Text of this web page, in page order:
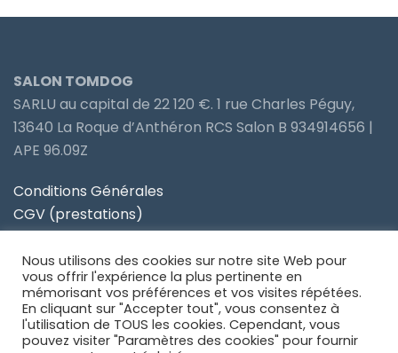
SALON TOMDOG
SARLU au capital de 22 120 €. 1 rue Charles Péguy,
13640 La Roque d’Anthéron RCS Salon B 934914656 |
APE 96.09Z
Conditions Générales
CGV (prestations)
Politique de confidentialité
Site partenaire Toiletteur Nos Avis
Site partenaire Anidom
Nous utilisons des cookies sur notre site Web pour
vous offrir l'expérience la plus pertinente en
mémorisant vos préférences et vos visites répétées.
En cliquant sur "Accepter tout", vous consentez à
l'utilisation de TOUS les cookies. Cependant, vous
pouvez visiter "Paramètres des cookies" pour fournir